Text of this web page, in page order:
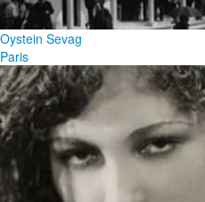
Oystein Sevag
Paris